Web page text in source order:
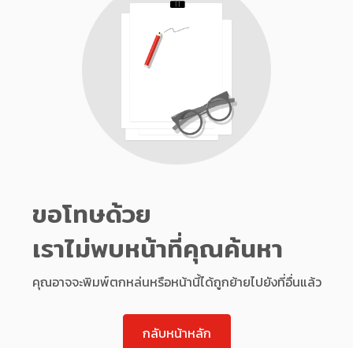
ขอโทษด้วย
เราไม่พบหน้าที่คุณค้นหา
คุณอาจจะพิมพ์ตกหล่นหรือหน้านี้ได้ถูกย้ายไปยังที่อื่นแล้ว
กลับหน้าหลัก